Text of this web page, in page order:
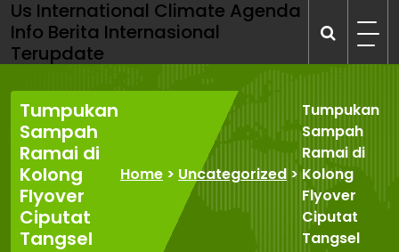
Skip
to
content
Us International Climate Agenda
Info Berita Internasional
Terupdate
Tumpukan
Sampah
Ramai di
Kolong
Flyover
Ciputat
Tangsel
Home > Uncategorized >
Tumpukan
Sampah
Ramai di
Kolong
Flyover
Ciputat
Tangsel